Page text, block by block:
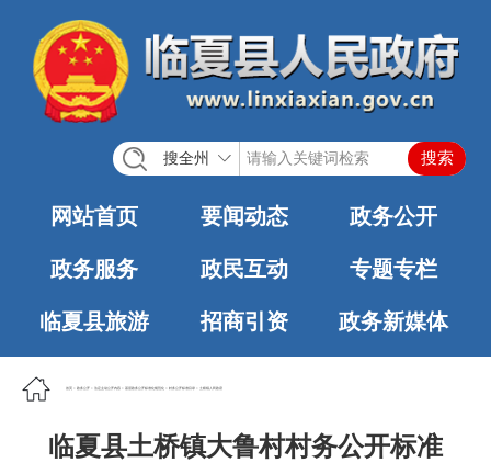
搜全州
网站首页 要闻动态 政务公开
政务服务 政民互动 专题专栏
临夏县旅游 招商引资 政务新媒体
首页 政务公开 法定主动公开内容 基层政务公开标准化规范化 村务公开标准目录 土桥镇人民政府
临夏县土桥镇大鲁村村务公开标准